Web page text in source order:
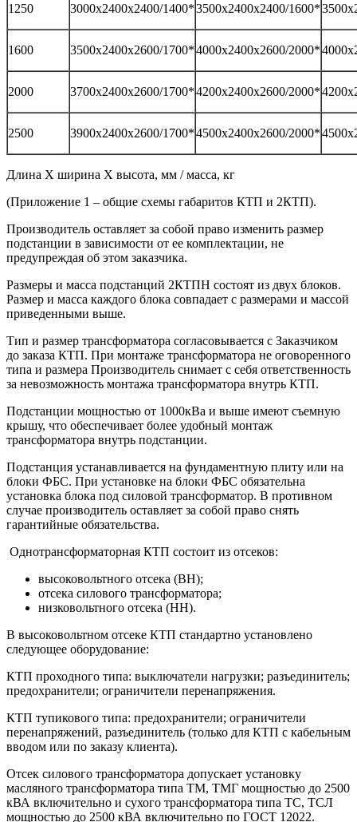
1250 3000х2400х2400/1400*3500х2400х2400/1600*
1600 3500х2400х2600/1700*4000х2400х2600/2000*
2000 3700х2400х2600/1700*4200х2400х2600/2000*
2500 3900х2400х2600/1700*4500х2400х2600/2000*
Длина Х ширина Х высота, мм / масса, кг
(Приложение 1 – общие схемы габаритов КТП и 2КТП).
Производитель оставляет за собой право изменить размер
подстанции в зависимости от ее комплектации, не
предупреждая об этом заказчика.
Размеры и масса подстанций 2КТПН состоят из двух блоков.
Размер и масса каждого блока совпадает с размерами и массой
приведенными выше.
Тип и размер трансформатора согласовывается с Заказчиком
до заказа КТП. При монтаже трансформатора не оговоренного
типа и размера Производитель снимает с себя ответственность
за невозможность монтажа трансформатора внутрь КТП.
Подстанции мощностью от 1000кВа и выше имеют съемную
крышу, что обеспечивает более удобный монтаж
трансформатора внутрь подстанции.
Подстанция устанавливается на фундаментную плиту или на
блоки ФБС. При установке на блоки ФБС обязательна
установка блока под силовой трансформатор. В противном
случае производитель оставляет за собой право снять
гарантийные обязательства.
Однотрансформаторная КТП состоит из отсеков:
высоковольтного отсека (ВН);
отсека силового трансформатора;
низковольтного отсека (НН).
В высоковольтном отсеке КТП стандартно установлено
следующее оборудование:
КТП проходного типа: выключатели нагрузки; разъединитель;
предохранители; ограничители перенапряжения.
КТП тупикового типа: предохранители; ограничители
перенапряжений, разъединитель (только для КТП с кабельным
вводом или по заказу клиента).
Отсек силового трансформатора допускает установку
масляного трансформатора типа ТМ, ТМГ мощностью до 2500
кВА включительно и сухого трансформатора типа ТС, ТСЛ
мощностью до 2500 кВА включительно по ГОСТ 12022.